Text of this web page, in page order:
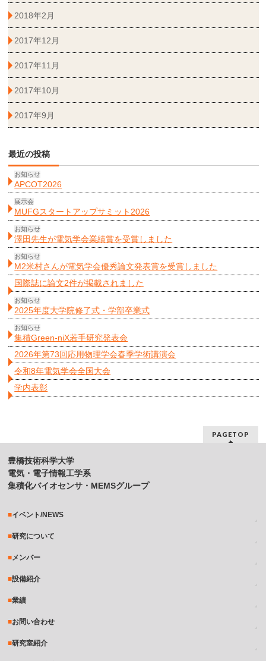
2018年2月
2017年12月
2017年11月
2017年10月
2017年9月
最近の投稿
お知らせ
APCOT2026
展示会
MUFGスタートアップサミット2026
お知らせ
澤田先生が電気学会業績賞を受賞しました
お知らせ
M2米村さんが電気学会優秀論文発表賞を受賞しました
国際誌に論文2件が掲載されました
お知らせ
2025年度大学院修了式・学部卒業式
お知らせ
集積Green-niX若手研究発表会
2026年第73回応用物理学会春季学術講演会
令和8年電気学会全国大会
学内表彰
PAGETOP
豊橋技術科学大学
電気・電子情報工学系
集積化バイオセンサ・MEMSグループ
イベント/NEWS
研究について
メンバー
設備紹介
業績
お問い合わせ
研究室紹介